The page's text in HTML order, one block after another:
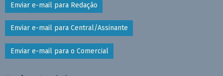
Enviar e-mail para Redação
Enviar e-mail para Central/Assinante
Enviar e-mail para o Comercial